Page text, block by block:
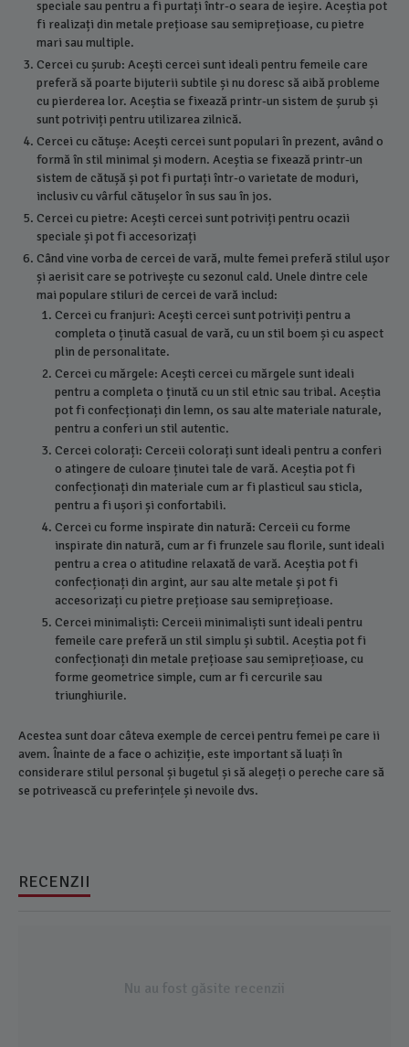
speciale sau pentru a fi purtați într-o seara de ieșire. Aceștia pot
fi realizați din metale prețioase sau semiprețioase, cu pietre
mari sau multiple.
Cercei cu șurub: Acești cercei sunt ideali pentru femeile care
preferă să poarte bijuterii subtile și nu doresc să aibă probleme
cu pierderea lor. Aceștia se fixează printr-un sistem de șurub și
sunt potriviți pentru utilizarea zilnică.
Cercei cu cătușe: Acești cercei sunt populari în prezent, având o
formă în stil minimal și modern. Aceștia se fixează printr-un
sistem de cătușă și pot fi purtați într-o varietate de moduri,
inclusiv cu vârful cătușelor în sus sau în jos.
Cercei cu pietre: Acești cercei sunt potriviți pentru ocazii
speciale și pot fi accesorizați
Când vine vorba de cercei de vară, multe femei preferă stilul ușor
și aerisit care se potrivește cu sezonul cald. Unele dintre cele
mai populare stiluri de cercei de vară includ:
Cercei cu franjuri: Acești cercei sunt potriviți pentru a
completa o ținută casual de vară, cu un stil boem și cu aspect
plin de personalitate.
Cercei cu mărgele: Acești cercei cu mărgele sunt ideali
pentru a completa o ținută cu un stil etnic sau tribal. Aceștia
pot fi confecționați din lemn, os sau alte materiale naturale,
pentru a conferi un stil autentic.
Cercei colorați: Cerceii colorați sunt ideali pentru a conferi
o atingere de culoare ținutei tale de vară. Aceștia pot fi
confecționați din materiale cum ar fi plasticul sau sticla,
pentru a fi ușori și confortabili.
Cercei cu forme inspirate din natură: Cerceii cu forme
inspirate din natură, cum ar fi frunzele sau florile, sunt ideali
pentru a crea o atitudine relaxată de vară. Aceștia pot fi
confecționați din argint, aur sau alte metale și pot fi
accesorizați cu pietre prețioase sau semiprețioase.
Cercei minimaliști: Cerceii minimaliști sunt ideali pentru
femeile care preferă un stil simplu și subtil. Aceștia pot fi
confecționați din metale prețioase sau semiprețioase, cu
forme geometrice simple, cum ar fi cercurile sau
triunghiurile.
Acestea sunt doar câteva exemple de cercei pentru femei pe care ii
avem. Înainte de a face o achiziție, este important să luați în
considerare stilul personal și bugetul și să alegeți o pereche care să
se potrivească cu preferințele și nevoile dvs.
RECENZII
Nu au fost găsite recenzii